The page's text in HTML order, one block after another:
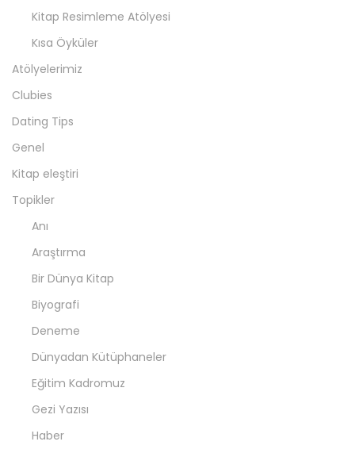
Kitap Resimleme Atölyesi
Kısa Öyküler
Atölyelerimiz
Clubies
Dating Tips
Genel
Kitap eleştiri
Topikler
Anı
Araştırma
Bir Dünya Kitap
Biyografi
Deneme
Dünyadan Kütüphaneler
Eğitim Kadromuz
Gezi Yazısı
Haber